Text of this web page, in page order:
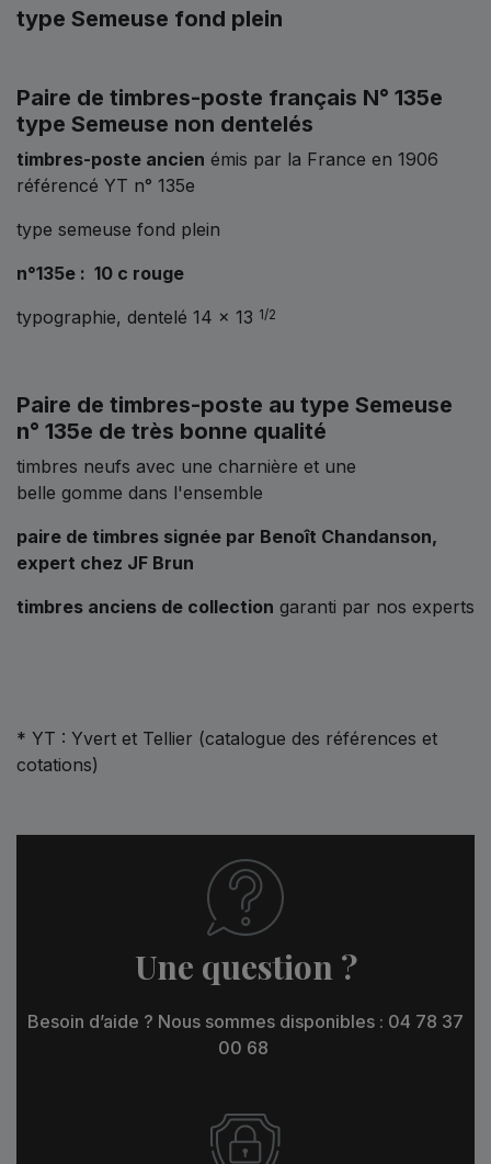
type Semeuse fond plein
Paire de timbres-poste français N° 135e
type Semeuse non dentelés
timbres-poste ancien émis par la France en 1906
référencé YT n° 135e
type semeuse fond plein
n°135e : 10 c rouge
typographie, dentelé 14 x 13 1/2
Paire de timbres-poste au type Semeuse
n° 135e de très bonne qualité
timbres neufs avec une charnière et une
belle gomme dans l'ensemble
paire de timbres signée par Benoît Chandanson,
expert chez JF Brun
timbres anciens de collection garanti par nos experts
* YT : Yvert et Tellier (catalogue des références et
cotations)
Une question ?
Besoin d’aide ? Nous sommes disponibles : 04 78 37
00 68